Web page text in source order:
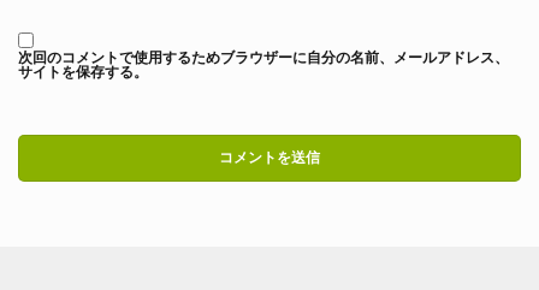
次回のコメントで使用するためブラウザーに自分の名前、メールアドレス、
サイトを保存する。